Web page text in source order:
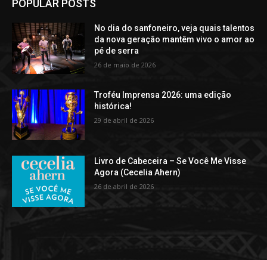
POPULAR POSTS
No dia do sanfoneiro, veja quais talentos
da nova geração mantêm vivo o amor ao
pé de serra
26 de maio de 2026
Troféu Imprensa 2026: uma edição
histórica!
29 de abril de 2026
Livro de Cabeceira – Se Você Me Visse
Agora (Cecelia Ahern)
26 de abril de 2026